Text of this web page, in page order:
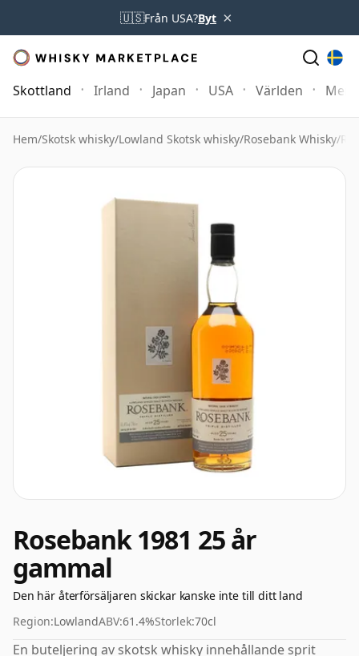
🇺🇸Från USA?Byt ×
Skottland Irland Japan USA Världen Mer
Hem/Skotsk whisky/Lowland Skotsk whisky/Rosebank Whisky/
Rosebank 1981 25 år
gammal
Den här återförsäljaren skickar kanske inte till ditt land
Region:LowlandABV:61.4%Storlek:70cl
En buteljering av skotsk whisky innehållande sprit